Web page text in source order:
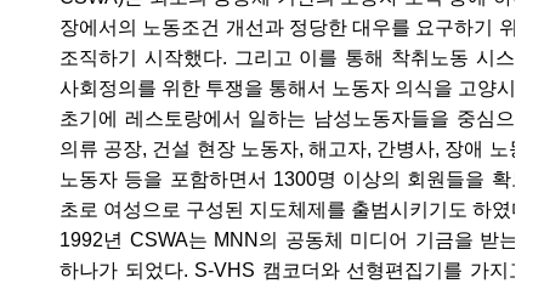
장에서의 노동조건 개선과 정당한 대우를 요구하기 위
조직하기 시작했다. 그리고 이를 통해 착취노동 시스템
사회정의를 위한 투쟁을 통해서 노동자 의식을 고양시켜
초기에 레스토랑에서 일하는 남성노동자들을 중심으로
의류 공장, 건설 현장 노동자, 해고자, 간병사, 장애 노동
노동자 등을 포함하면서 1300명 이상의 회원들을 확보
초로 여성으로 구성된 지도체제를 출범시키기도 하였다.
1992년 CSWA는 MNN의 공동체 미디어 기금을 받는
하나가 되었다. S-VHS 캠코더와 선형편집기를 가지고